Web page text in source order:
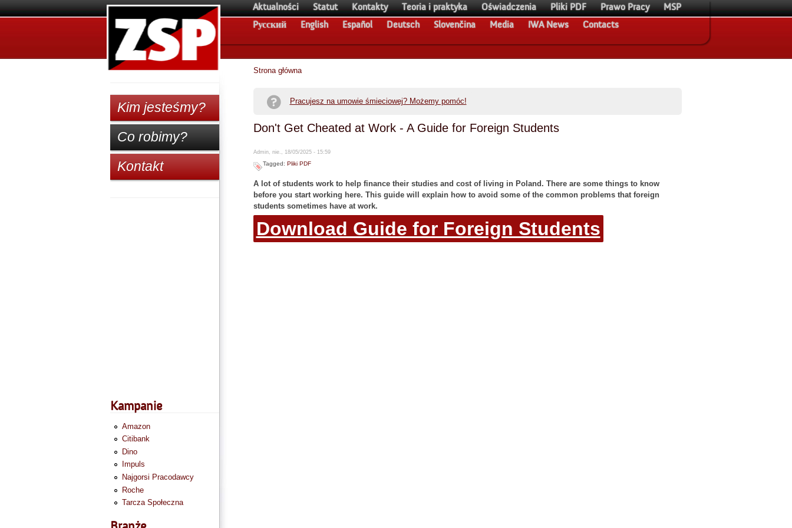
Aktualności Statut Kontakty Teoria i praktyka Oświadczenia Pliki PDF Prawo Pracy
MSP
Pусский
English Español Deutsch Slovenčina Media IWA News Contacts
Strona główna
Pracujesz na umowie śmieciowej? Możemy pomóc!
Don't Get Cheated at Work - A Guide for Foreign Students
Admin, nie., 18/05/2025 - 15:59
Tagged: Pliki PDF
A lot of students work to help finance their studies and cost of living in Poland. There are some things to know
before you start working here. This guide will explain how to avoid some of the common problems that foreign
students sometimes have at work.
Download Guide for Foreign Students
Kim jesteśmy?
Co robimy?
Kontakt
Kampanie
Amazon
Citibank
Dino
Impuls
Najgorsi Pracodawcy
Roche
Tarcza Społeczna